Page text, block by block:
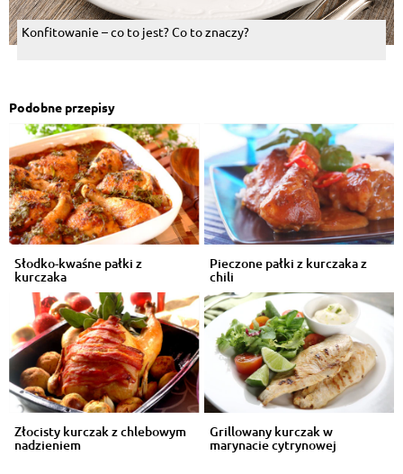
Konfitowanie – co to jest? Co to znaczy?
Podobne przepisy
Słodko-kwaśne pałki z
kurczaka
Pieczone pałki z kurczaka z
chili
Złocisty kurczak z chlebowym
nadzieniem
Grillowany kurczak w
marynacie cytrynowej